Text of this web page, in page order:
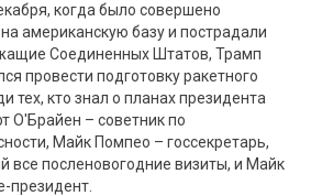
когда было совершено
американскую базу и пострадали
Соединенных Штатов, Трамп
провести подготовку ракетного
тех, кто знал о планах президента
О'Брайен – советник по
Майк Помпео – госсекретарь,
все посленовогодние визиты, и Майк
президент.